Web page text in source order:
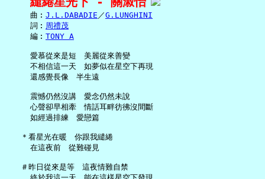
     曲︰
J.L.DABADIE ／G.LUNGHINI
     詞︰
周禮茂
     編︰
TONY A
     愛慕從來是短　美麗從來善變
     不相信這一天　如夢似在星空下再現
     還感覺長像　半生遠
     震憾仍然沒講　愛念仍然未說
     心聲卻早相牽　情話耳畔彷彿沒間斷
     如經過排練　愛戀篇
   ＊看星光在暖　你跟我繾綣
     在這夜前　從難碰見
   ＃昨日從來是等　這夜情難自禁